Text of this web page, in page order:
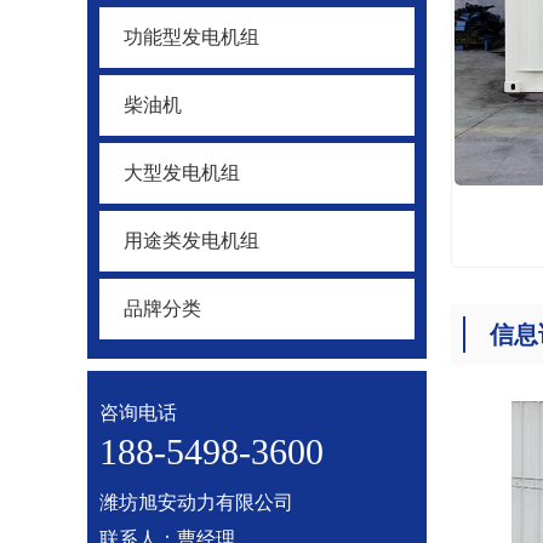
功能型发电机组
柴油机
大型发电机组
用途类发电机组
品牌分类
咨询电话
188-5498-3600
潍坊旭安动力有限公司
联系人：曹经理
信